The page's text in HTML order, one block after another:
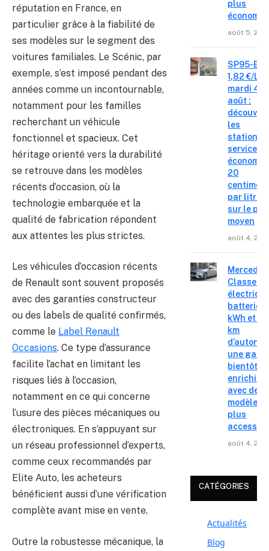
réputation en France, en
particulier grâce à la fiabilité de
ses modèles sur le segment des
voitures familiales. Le Scénic, par
exemple, s’est imposé pendant des
années comme un incontournable,
notamment pour les familles
recherchant un véhicule
fonctionnel et spacieux. Cet
héritage orienté vers la durabilité
se retrouve dans les modèles
récents d’occasion, où la
technologie embarquée et la
qualité de fabrication répondent
aux attentes les plus strictes.
Les véhicules d’occasion récents
de Renault sont souvent proposés
avec des garanties constructeur
ou des labels de qualité confirmés,
comme le Label Renault
Occasions. Ce type d’assurance
facilite l’achat en limitant les
risques liés à l’occasion,
notamment en ce qui concerne
l’usure des pièces mécaniques ou
électroniques. En s’appuyant sur
un réseau professionnel d’experts,
comme ceux recommandés par
Elite Auto, les acheteurs
bénéficient aussi d’une vérification
complète avant mise en vente.
Outre la robustesse mécanique, la
plus
août 5,
SP95-E10
1,82 €/L
mardi 4
août :
les
stations-
service où
20
centimes
par litre
sur le prix
moyen
août 4,
Mercedes
Classe C
batterie
kWh et
km
une
bientôt
enrichie
avec des
modèles
plus
août 4,
CATÉGORIES
Actualités
Blog